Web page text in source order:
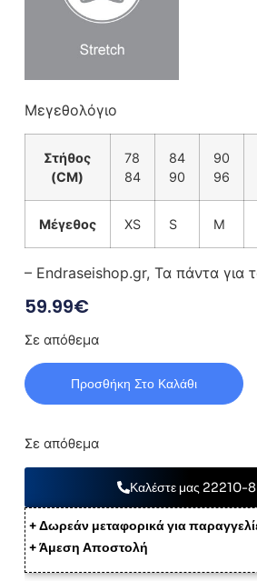
Μεγεθολόγιο
Στήθος
(CM)
78
84
84
90
90
96
Μέγεθος XS S M
– Endraseishop.gr, Τα πάντα για
59.99€
Σε απόθεμα
Προσθήκη Στο Καλάθι
Σε απόθεμα
Καλέστε μας 22210-
+ Δωρεάν μεταφορικά για
+ Άμεση Αποστολή